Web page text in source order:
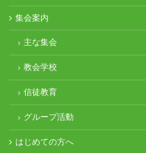
集会案内
主な集会
教会学校
信徒教育
グループ活動
はじめての方へ